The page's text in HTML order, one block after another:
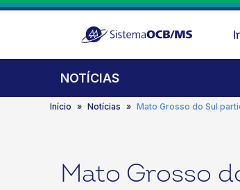
NOTÍCIAS
Início Notícias Mato Grosso do Sul
Mato Grosso